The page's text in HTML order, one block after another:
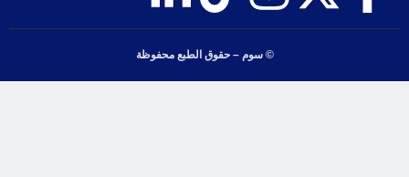
© سوم – حقوق الطبع محفوظة